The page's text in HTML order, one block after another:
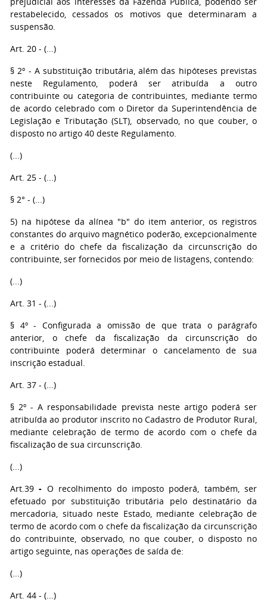
restabelecido, cessados os motivos que determinaram a
suspensão.
Art. 20 - (...)
§ 2º - A substituição tributária, além das hipóteses previstas
neste Regulamento, poderá ser atribuída a outro
contribuinte ou categoria de contribuintes, mediante termo
de acordo celebrado com o Diretor da Superintendência de
Legislação e Tributação (SLT), observado, no que couber, o
disposto no artigo 40 deste Regulamento.
(...)
Art. 25 - (...)
§ 2° - (...)
5) na hipótese da alínea "b" do item anterior, os registros
constantes do arquivo magnético poderão, excepcionalmente
e a critério do chefe da fiscalização da circunscrição do
contribuinte, ser fornecidos por meio de listagens, contendo:
(...)
Art. 31 - (...)
§ 4º - Configurada a omissão de que trata o parágrafo
anterior, o chefe da fiscalização da circunscrição do
contribuinte poderá determinar o cancelamento de sua
inscrição estadual.
Art. 37 - (...)
§ 2º - A responsabilidade prevista neste artigo poderá ser
atribuída ao produtor inscrito no Cadastro de Produtor Rural,
mediante celebração de termo de acordo com o chefe da
fiscalização de sua circunscrição.
(...)
Art.39- O recolhimento do imposto poderá, também, ser
efetuado por substituição tributária pelo destinatário da
mercadoria, situado neste Estado, mediante celebração de
termo de acordo com o chefe da fiscalização da circunscrição
do contribuinte, observado, no que couber, o disposto no
artigo seguinte, nas operações de saída de:
(...)
Art. 44 - (...)